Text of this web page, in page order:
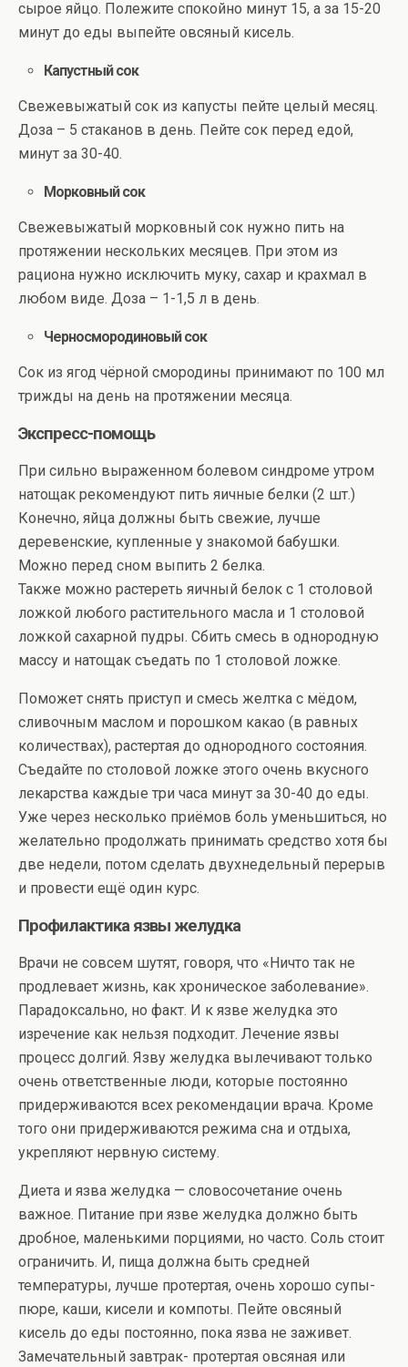
сырое яйцо. Полежите спокойно минут 15, а за 15-20
минут до еды выпейте овсяный кисель.
Капустный сок
Свежевыжатый сок из капусты пейте целый месяц.
Доза – 5 стаканов в день. Пейте сок перед едой,
минут за 30-40.
Морковный сок
Свежевыжатый морковный сок нужно пить на
протяжении нескольких месяцев. При этом из
рациона нужно исключить муку, сахар и крахмал в
любом виде. Доза – 1-1,5 л в день.
Черносмородиновый сок
Сок из ягод чёрной смородины принимают по 100 мл
трижды на день на протяжении месяца.
Экспресс-помощь
При сильно выраженном болевом синдроме утром
натощак рекомендуют пить яичные белки (2 шт.)
Конечно, яйца должны быть свежие, лучше
деревенские, купленные у знакомой бабушки.
Можно перед сном выпить 2 белка.
Также можно растереть яичный белок с 1 столовой
ложкой любого растительного масла и 1 столовой
ложкой сахарной пудры. Сбить смесь в однородную
массу и натощак съедать по 1 столовой ложке.
Поможет снять приступ и смесь желтка с мёдом,
сливочным маслом и порошком какао (в равных
количествах), растертая до однородного состояния.
Съедайте по столовой ложке этого очень вкусного
лекарства каждые три часа минут за 30-40 до еды.
Уже через несколько приёмов боль уменьшиться, но
желательно продолжать принимать средство хотя бы
две недели, потом сделать двухнедельный перерыв
и провести ещё один курс.
Профилактика язвы желудка
Врачи не совсем шутят, говоря, что «Ничто так не
продлевает жизнь, как хроническое заболевание».
Парадоксально, но факт. И к язве желудка это
изречение как нельзя подходит. Лечение язвы
процесс долгий. Язву желудка вылечивают только
очень ответственные люди, которые постоянно
придерживаются всех рекомендации врача. Кроме
того они придерживаются режима сна и отдыха,
укрепляют нервную систему.
Диета и язва желудка — словосочетание очень
важное. Питание при язве желудка должно быть
дробное, маленькими порциями, но часто. Соль стоит
ограничить. И, пища должна быть средней
температуры, лучше протертая, очень хорошо супы-
пюре, каши, кисели и компоты. Пейте овсяный
кисель до еды постоянно, пока язва не заживет.
Замечательный завтрак- протертая овсяная или